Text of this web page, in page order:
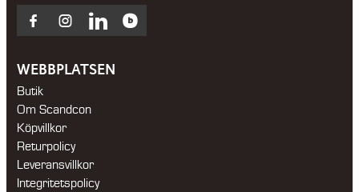
Facebook
Instagram
LinkedInBlocket
WEBBPLATSEN
Butik
Om Scandcon
Köpvillkor
Returpolicy
Leveransvillkor
Integritetspolicy